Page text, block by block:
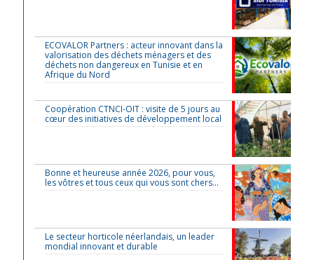
ECOVALOR Partners : acteur innovant dans la
valorisation des déchets ménagers et des
déchets non dangereux en Tunisie et en
Afrique du Nord
Coopération CTNCI-OIT : visite de 5 jours au
cœur des initiatives de développement local
Bonne et heureuse année 2026, pour vous,
les vôtres et tous ceux qui vous sont chers…
Le secteur horticole néerlandais, un leader
mondial innovant et durable